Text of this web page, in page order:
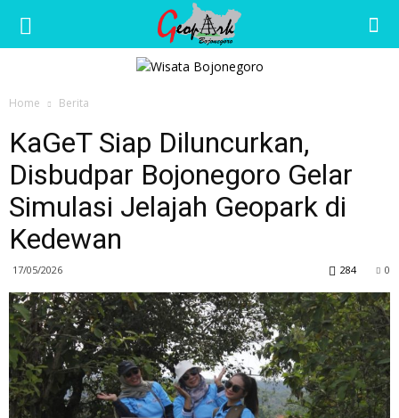
Wisata
Bojonegoro
Home Berita
KaGeT Siap Diluncurkan,
Disbudpar Bojonegoro Gelar
Simulasi Jelajah Geopark di
Kedewan
17/05/2026 0
284